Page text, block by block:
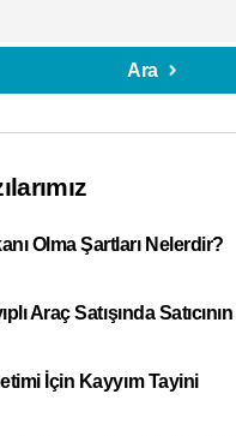
Ara
Olma Şartları Nelerdir?
Araç Satışında
İçin Kayyım Tayini